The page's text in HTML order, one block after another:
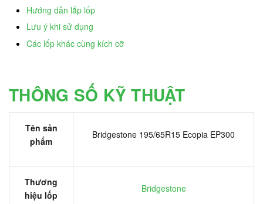
Hướng dẫn lắp lốp
Lưu ý khi sử dụng
Các lốp khác cùng kích cỡ
THÔNG SỐ KỸ THUẬT
Tên sản
phẩm
Bridgestone 195/65R15 Ecopia EP300
Thương
hiệu lốp
Bridgestone